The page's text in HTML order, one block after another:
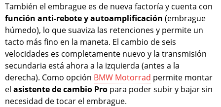
También el embrague es de nueva factoría y cuenta con
función anti-rebote y autoamplificación (embrague
húmedo), lo que suaviza las retenciones y permite un
tacto más fino en la maneta. El cambio de seis
velocidades es completamente nuevo y la transmisión
secundaria está ahora a la izquierda (antes a la
derecha). Como opción BMW Motorrad permite montar
el asistente de cambio Pro para poder subir y bajar sin
necesidad de tocar el embrague.